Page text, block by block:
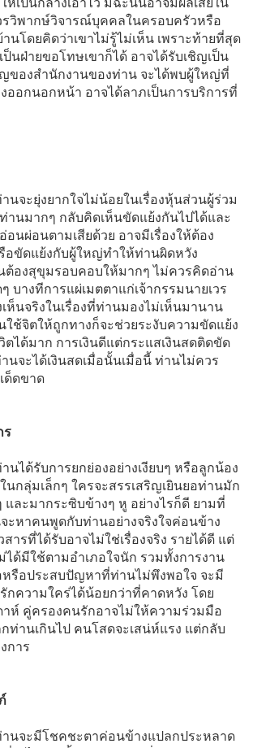
รวิพากษ์วิจารณ์บุคคลในครอบครัวหรือ
นโดยคิดว่าเขาไม่รู้ไม่เห็น เพราะท้ายที่สุด
ป็นฝ่ายขอโทษเขาก็ได้ อาจได้รับเชิญเป็น
ของสำนักงานของท่าน จะได้พบผู้ใหญ่ที่
ออกนอกหน้า อาจได้ลาภเป็นการบริการที่
นจะยุ่งยากใจไม่น้อยในเรื่องหุ้นส่วนผู้ร่วม
านมากๆ กลับคิดเห็นขัดแย้งกันไปได้และ
นผ่อนตามเสียด้วย อาจมีเรื่องให้ต้อง
อขัดแย้งกับผู้ใหญ่ทำให้ท่านผิดหวัง
ต้องสุขุมรอบคอบให้มากๆ ไม่ควรคิดอ่าน
บางทีการแผ่เมตตาแก่เจ้ากรรมนายเวร
ห็นจริงในเรื่องที่ท่านมองไม่เห็นมานาน
ใช้จิตให้ถูกทางก็จะช่วยระงับความขัดแย้ง
ได้มาก การเงินดีแต่กระแสเงินสดติดขัด
นจะได้เงินสดเมื่อนั้นเมื่อนี้ ท่านไม่ควร
ด็ดขาด
ร
นได้รับการยกย่องอย่างเงียบๆ หรือลูกน้อง
กลุ่มเล็กๆ ใครจะสรรเสริญเยินยอท่านมัก
และมากระซิบข้างๆ หู อย่างไรก็ดี ยามที่
ะหาคนพูดกับท่านอย่างจริงใจค่อนข้าง
ารที่ได้รับอาจไม่ใช่เรื่องจริง รายได้ดี แต่
ได้มีใช้ตามอำเภอใจนัก รวมทั้งการงาน
รือประสบปัญหาที่ท่านไม่พึงพอใจ จะมี
กความใคร่ได้น้อยกว่าที่คาดหวัง โดย
าห์ คู่ครองคนรักอาจไม่ให้ความร่วมมือ
ท่านเกินไป คนโสดจะเสน่ห์แรง แต่กลับ
การ
นจะมีโชคชะตาค่อนข้างแปลกประหลาด